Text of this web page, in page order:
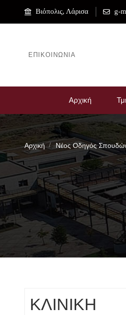
Βιόπολις, Λάρισα g-
ΕΠΙΚΟΙΝΩΝΊΑ
Αρχική
Αρχική Νέος Οδηγός
ΚΛΙΝΙΚΗ